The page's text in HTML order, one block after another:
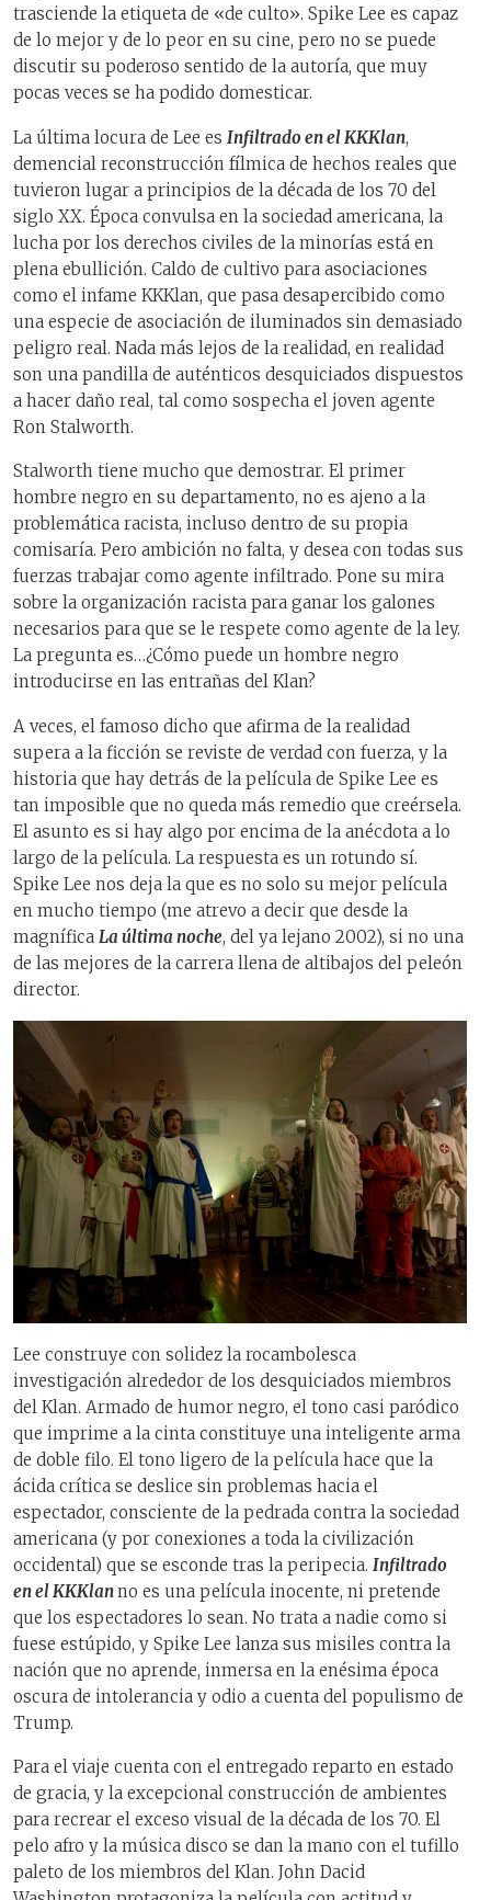
trasciende la etiqueta de «de culto». Spike Lee es capaz
de lo mejor y de lo peor en su cine, pero no se puede
discutir su poderoso sentido de la autoría, que muy
pocas veces se ha podido domesticar.
La última locura de Lee es Infiltrado en el KKKlan,
demencial reconstrucción fílmica de hechos reales que
tuvieron lugar a principios de la década de los 70 del
siglo XX. Época convulsa en la sociedad americana, la
lucha por los derechos civiles de la minorías está en
plena ebullición. Caldo de cultivo para asociaciones
como el infame KKKlan, que pasa desapercibido como
una especie de asociación de iluminados sin demasiado
peligro real. Nada más lejos de la realidad, en realidad
son una pandilla de auténticos desquiciados dispuestos
a hacer daño real, tal como sospecha el joven agente
Ron Stalworth.
Stalworth tiene mucho que demostrar. El primer
hombre negro en su departamento, no es ajeno a la
problemática racista, incluso dentro de su propia
comisaría. Pero ambición no falta, y desea con todas sus
fuerzas trabajar como agente infiltrado. Pone su mira
sobre la organización racista para ganar los galones
necesarios para que se le respete como agente de la ley.
La pregunta es…¿Cómo puede un hombre negro
introducirse en las entrañas del Klan?
A veces, el famoso dicho que afirma de la realidad
supera a la ficción se reviste de verdad con fuerza, y la
historia que hay detrás de la película de Spike Lee es
tan imposible que no queda más remedio que creérsela.
El asunto es si hay algo por encima de la anécdota a lo
largo de la película. La respuesta es un rotundo sí.
Spike Lee nos deja la que es no solo su mejor película
en mucho tiempo (me atrevo a decir que desde la
magnífica La última noche, del ya lejano 2002), si no una
de las mejores de la carrera llena de altibajos del peleón
director.
Lee construye con solidez la rocambolesca
investigación alrededor de los desquiciados miembros
del Klan. Armado de humor negro, el tono casi paródico
que imprime a la cinta constituye una inteligente arma
de doble filo. El tono ligero de la película hace que la
ácida crítica se deslice sin problemas hacia el
espectador, consciente de la pedrada contra la sociedad
americana (y por conexiones a toda la civilización
occidental) que se esconde tras la peripecia. Infiltrado
en el KKKlanno es una película inocente, ni pretende
que los espectadores lo sean. No trata a nadie como si
fuese estúpido, y Spike Lee lanza sus misiles contra la
nación que no aprende, inmersa en la enésima época
oscura de intolerancia y odio a cuenta del populismo de
Trump.
Para el viaje cuenta con el entregado reparto en estado
de gracia, y la excepcional construcción de ambientes
para recrear el exceso visual de la década de los 70. El
pelo afro y la música disco se dan la mano con el tufillo
paleto de los miembros del Klan. John Dacid